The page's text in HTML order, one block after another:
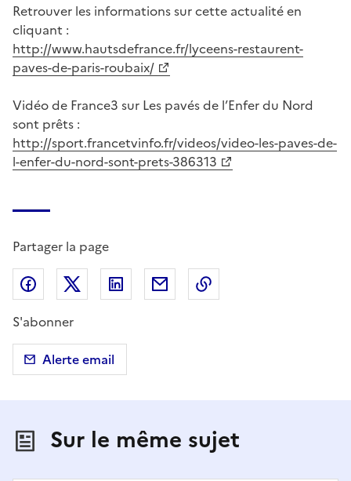
Retrouver les informations sur cette actualité en
cliquant :
http://www.hautsdefrance.fr/lyceens-restaurent-
paves-de-paris-roubaix/
Vidéo de France3 sur Les pavés de l’Enfer du Nord
sont prêts :
http://sport.francetvinfo.fr/videos/video-les-paves-de-
l-enfer-du-nord-sont-prets-386313
Partager la page
Partager sur Facebook
Partager sur X (anciennement Twitter)
Partager sur LinkedIn
Partager par email
S'abonner
Alerte email
Sur le même sujet